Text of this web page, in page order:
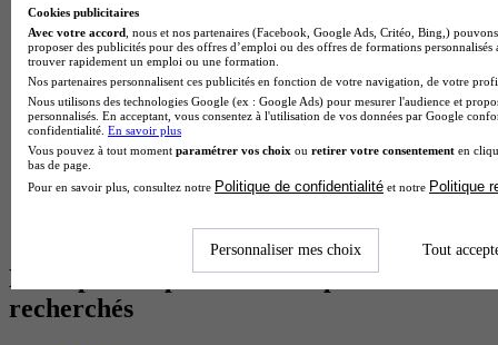
Cap Fleuriste en alternance
BTS Sio en alternance
MSc Marketing Digital en alternance
BTS Gpme en alternance
Cap Electricien en alternance
BTS Gpn en alternance
BTS Domotique en alternance
BAC Pro Agora en alternance
BTS Sta en alternance
BTS Iris en alternance
BTS Ati en alternance
Les diplômes par filière les plus
recherchés
Cookies publicitaires
Avec votre accord , nous et nos partenaires (Facebook, Google Ads, Critéo, Bing,)
proposer des publicités pour des offres d’emploi ou des offres de formations
trouver rapidement un emploi ou une formation.
Nos partenaires personnalisent ces publicités en fonction de votre navigation, de votre
Nous utilisons des technologies Google (ex : Google Ads) pour mesurer l'audience et
personnalisés. En acceptant, vous consentez à l'utilisation de vos données par Google
confidentialité. En savoir plus
Vous pouvez à tout moment paramétrer vos choix ou retirer votre consentement en
bas de page.
Pour en savoir plus, consultez notre Politique de confidentialité et notre Politique
Personnaliser mes choix Tout